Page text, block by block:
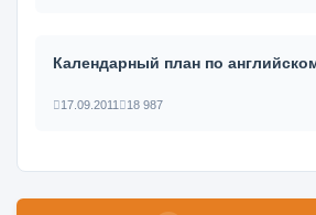
Календарный план по
17.09.2011 18 987